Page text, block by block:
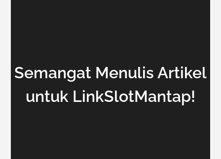
Semangat Menulis Artikel
untuk LinkSlotMantap!